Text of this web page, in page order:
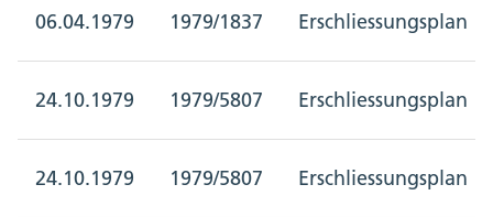
06.04.1979 1979/1837 Erschliessungsplan
24.10.1979 1979/5807 Erschliessungsplan
24.10.1979 1979/5807 Erschliessungsplan